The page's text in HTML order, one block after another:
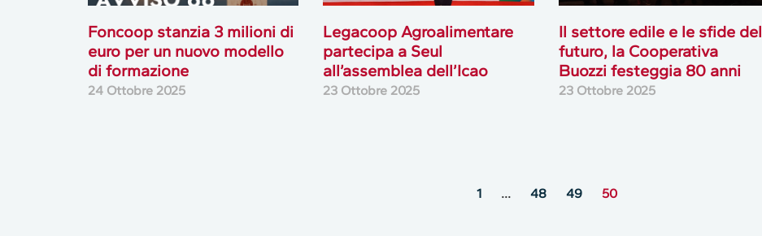
Foncoop stanzia 3 milioni di
euro per un nuovo modello
di formazione
24 Ottobre 2025
Legacoop Agroalimentare
partecipa a Seul
all’assemblea dell’Icao
23 Ottobre 2025
Il settore edile e le sfide del
futuro, la Cooperativa
Buozzi festeggia 80 anni
23 Ottobre 2025
1 … 48 49 50